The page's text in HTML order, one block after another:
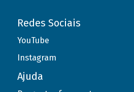
Redes Sociais
YouTube
Instagram
Ajuda